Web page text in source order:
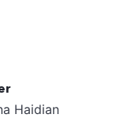
Haidian